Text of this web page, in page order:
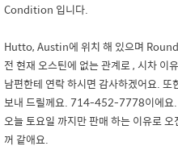
Condition 입니다.
Hutto, Austin에 위치 해 있으며
전 현재 오스틴에 없는 관계로 , 시차 이
남편한테 연락 하시면 감사하겠어요.
보내 드릴께요. 714-452-7778이에요.
오늘 토요일 까지만 판매 하는 이유로
꺼 같애요.